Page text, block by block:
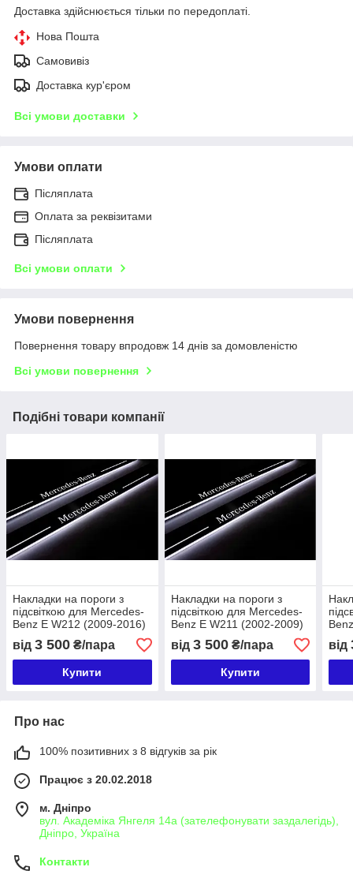
Доставка здійснюється тільки по передоплаті.
Нова Пошта
Самовивіз
Доставка кур'єром
Всі умови доставки
Умови оплати
Післяплата
Оплата за реквізитами
Післяплата
Всі умови оплати
Умови повернення
Повернення товару впродовж 14 днів за домовленістю
Всі умови повернення
Подібні товари компанії
Накладки на пороги з
підсвіткою для Mercedes-
Benz E W212 (2009-2016)
від 3 500 ₴/пара
Купити
Накладки на пороги з
підсвіткою для Mercedes-
Benz E W211 (2002-2009)
від 3 500₴/пара
Купити
від
Про нас
100% позитивних з 8 відгуків за рік
Працює з 20.02.2018
м. Дніпро
вул. Академіка Янгеля 14а (зателефонувати заздалегідь),
Дніпро, Україна
Контакти